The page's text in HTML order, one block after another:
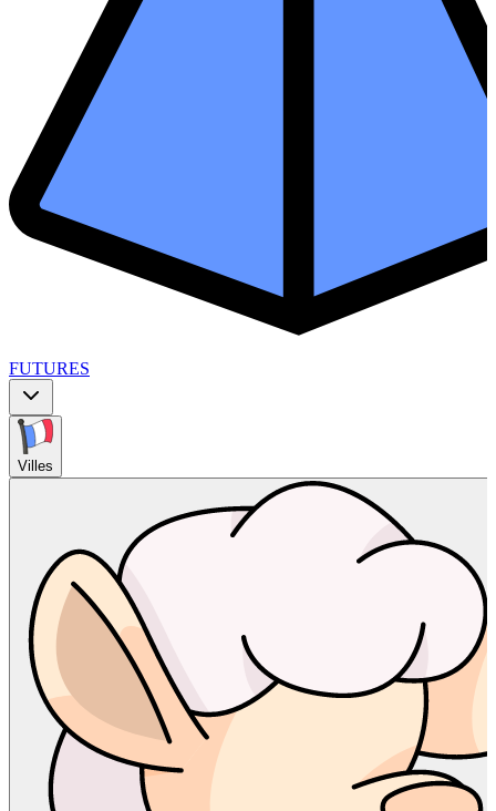
FUTURES
Villes